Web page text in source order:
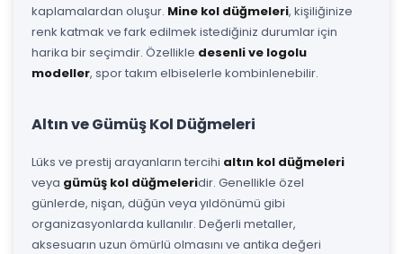
kaplamalardan oluşur. Mine kol düğmeleri, kişiliğinize
renk katmak ve fark edilmek istediğiniz durumlar için
harika bir seçimdir. Özellikle desenli ve logolu
modeller, spor takım elbiselerle kombinlenebilir.
Altın ve Gümüş Kol Düğmeleri
Lüks ve prestij arayanların tercihi altın kol düğmeleri
veya gümüş kol düğmeleridir. Genellikle özel
günlerde, nişan, düğün veya yıldönümü gibi
organizasyonlarda kullanılır. Değerli metaller,
aksesuarın uzun ömürlü olmasını ve antika değeri